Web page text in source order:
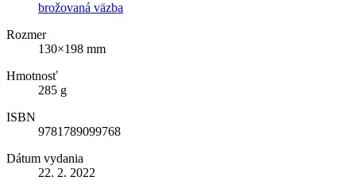
brožovaná väzba
Rozmer
130×198 mm
Hmotnosť
285 g
ISBN
9781789099768
Dátum vydania
22. 2. 2022